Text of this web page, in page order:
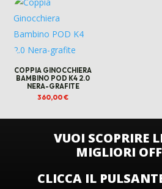
COPPIA GINOCCHIERA
BAMBINO POD K4 2.0
NERA-GRAFITE
360,00€
VUOI SCOPRIRE
MIGLIORI
CLICCA IL